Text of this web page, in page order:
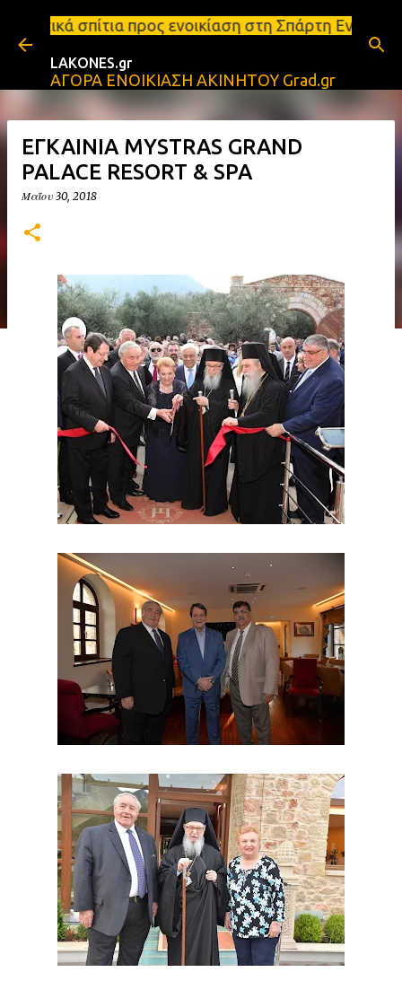
Μετάβαση στο κύριο περιεχόμενο
ενοικίαση στη Σπάρτη Ενοικιάσεις
LAKONES.gr
ΑΓΟΡΑ ΕΝΟΙΚΙΑΣΗ ΑΚΙΝΗΤΟΥ Grad.gr
ΕΓΚΑΙΝΙΑ MYSTRAS GRAND
PALACE RESORT & SPA
Μαΐου 30, 2018